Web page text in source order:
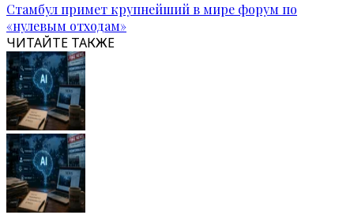
Стамбул примет крупнейший в мире форум по
«нулевым отходам»
ЧИТАЙТЕ ТАКЖЕ